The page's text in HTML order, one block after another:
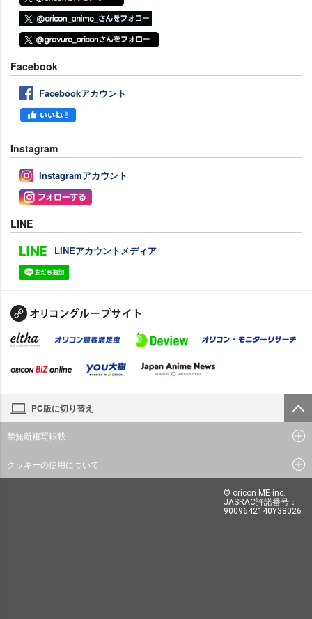
Facebook
Facebookアカウント
Instagram
Instagramアカウント
LINE
LINEアカウントメディア
PC版に切り替え
禁無断複写転載
クッキーの使用について
© oricon ME inc.
JASRAC許諾番号：
9009642140Y38026